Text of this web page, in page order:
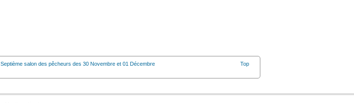
Septième salon des pêcheurs des 30 Novembre et 01 Décembre
Top